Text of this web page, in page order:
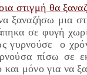
στιγμή θα
ξαναζήσω μια
σε φυγή
γυρνούσε ο
πίσω σε
και μόνο για να